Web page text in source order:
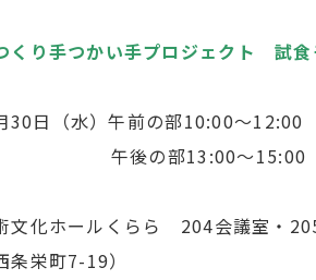
くり手つかい手プロジェクト 試食
30日（水）午前の部10:00～12:00
部13:00～
文化ホールくらら 204会議室・
栄町7-19）